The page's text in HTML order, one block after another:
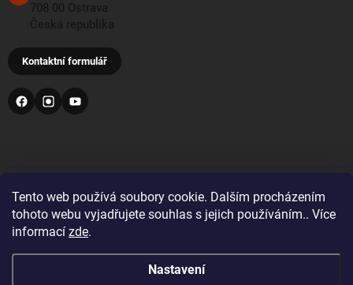
Tento web používá soubory cookie. Dalším procházením
tohoto webu vyjadřujete souhlas s jejich používáním.. Více
informací zde.
Nastavení
Pro objednávky z Velké Británie a Švýcarska se prosím
708 00 Ostrava
Česká republika
Kontaktní formulář
PŘIJÍMÁME TYTO PLATEBNÍ METODY